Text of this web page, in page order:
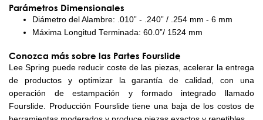
Parámetros Dimensionales
Diámetro del Alambre: .010” - .240” / .254 mm - 6 mm
Máxima Longitud Terminada: 60.0”/ 1524 mm
Conozca más sobre las Partes Fourslide
Lee Spring puede reducir coste de las piezas, acelerar la entrega
de productos y optimizar la garantía de calidad, con una
operación de estampación y formado integrado llamado
Fourslide. Producción Fourslide tiene una baja de los costos de